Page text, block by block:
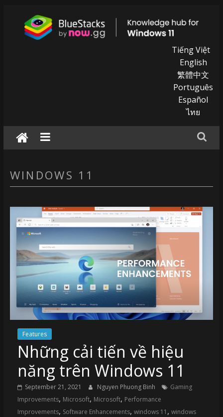
content
for
windows
11
Tiếng Việt
English
繁體中文
Português
Español
ไทย
WINDOWS 11
Features
Những cải tiến về hiệu
năng trên Windows 11
September 21, 2021 Nguyen Phuong Binh
Gaming
Improvements, Microsoft, Microsoft, Performance
Improvements, Software Enhancements, windows 11 , windows